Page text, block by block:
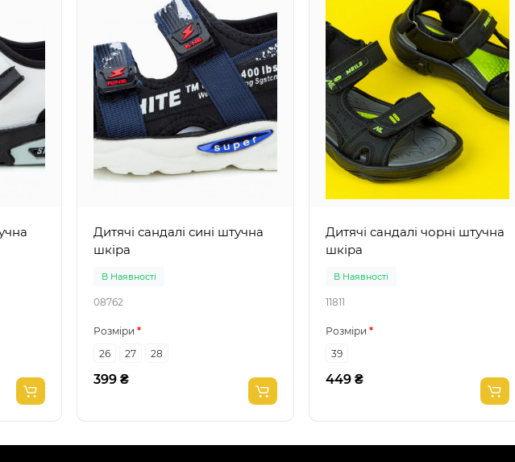
Дитячі сандалі сині штучна
шкіра
В Наявності
08762
Розміри
26
27 28
399 ₴
Дитячі сандалі чорні штучна
шкіра
В Наявності
11811
Розміри
39
449 ₴